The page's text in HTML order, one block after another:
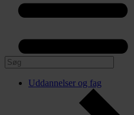
Uddannelser og fag